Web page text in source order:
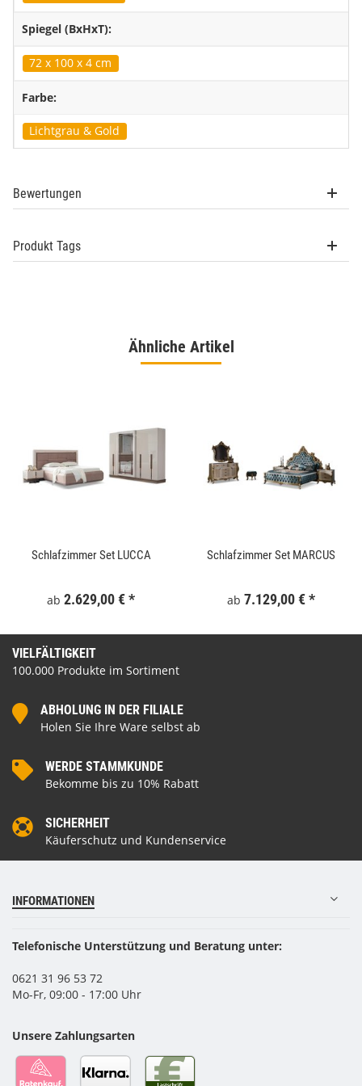
Spiegel (BxHxT):
72 x 100 x 4 cm
Farbe:
Lichtgrau & Gold
Bewertungen
Produkt Tags
Ähnliche Artikel
Schlafzimmer Set LUCCA
ab 2.629,00 €*
Schlafzimmer Set MARCUS
ab 7.129,00 €*
VIELFÄLTIGKEIT
100.000 Produkte im Sortiment
ABHOLUNG IN DER FILIALE
Holen Sie Ihre Ware selbst ab
WERDE STAMMKUNDE
Bekomme bis zu 10% Rabatt
SICHERHEIT
Käuferschutz und Kundenservice
INFORMATIONEN
Telefonische Unterstützung und Beratung unter:
0621 31 96 53 72
Mo-Fr, 09:00 - 17:00 Uhr
Unsere Zahlungsarten